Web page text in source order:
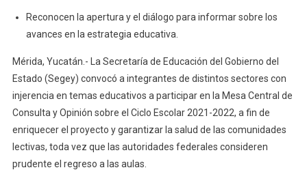
Ciclo
Escolar
Reconocen la apertura y el diálogo para informar sobre los
avances en la estrategia educativa.
Mérida, Yucatán.- La Secretaría de Educación del Gobierno del
Estado (Segey) convocó a integrantes de distintos sectores con
injerencia en temas educativos a participar en la Mesa Central de
Consulta y Opinión sobre el Ciclo Escolar 2021-2022, a fin de
enriquecer el proyecto y garantizar la salud de las comunidades
lectivas, toda vez que las autoridades federales consideren
prudente el regreso a las aulas.